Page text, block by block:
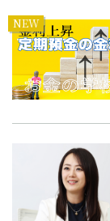
NEW